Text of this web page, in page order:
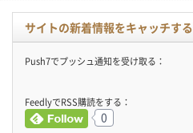
サイトの新着情報をキャッチする
Push7でプッシュ通知を受け取る：
FeedlyでRSS購読をする：
0